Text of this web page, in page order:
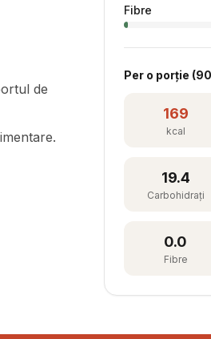
de
Fibre
Per o porție (90
169
kcal
19.4
Carbohidrați
0.0
Fibre